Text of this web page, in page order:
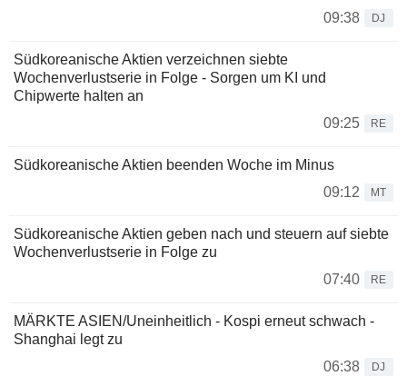
09:38
DJ
Südkoreanische Aktien verzeichnen siebte
Wochenverlustserie in Folge - Sorgen um KI und
Chipwerte halten an
09:25
RE
Südkoreanische Aktien beenden Woche im Minus
09:12
MT
Südkoreanische Aktien geben nach und steuern auf siebte
Wochenverlustserie in Folge zu
07:40
RE
MÄRKTE ASIEN/Uneinheitlich - Kospi erneut schwach -
Shanghai legt zu
06:38
DJ